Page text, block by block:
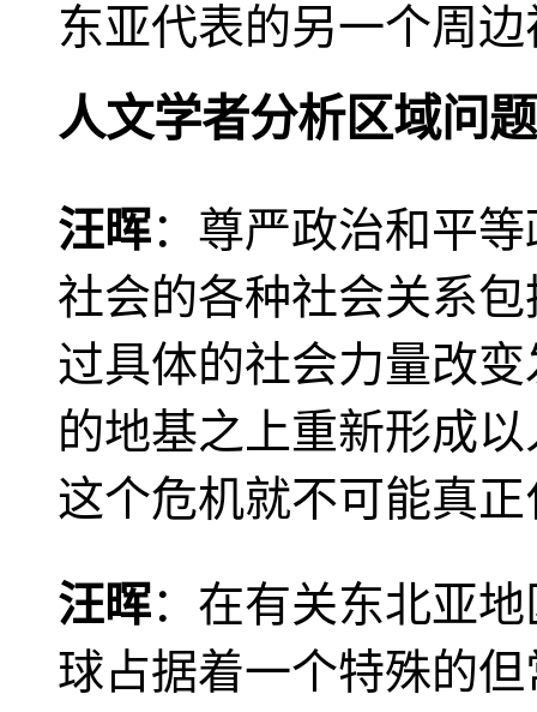
东亚代表的另一个周
人文学者分析区域问题
汪晖：尊严政治和平
社会的各种社会关系
过具体的社会力量改
的地基之上重新形成
这个危机就不可能真
汪晖：在有关东北亚
球占据着一个特殊的